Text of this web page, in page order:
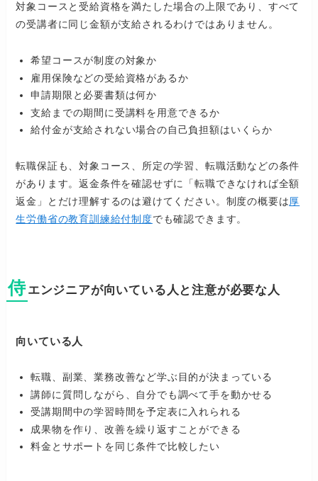
対象コースと受給資格を満たした場合の上限であり、すべて
の受講者に同じ金額が支給されるわけではありません。
希望コースが制度の対象か
雇用保険などの受給資格があるか
申請期限と必要書類は何か
支給までの期間に受講料を用意できるか
給付金が支給されない場合の自己負担額はいくらか
転職保証も、対象コース、所定の学習、転職活動などの条件
があります。返金条件を確認せずに「転職できなければ全額
返金」とだけ理解するのは避けてください。制度の概要は厚
生労働省の教育訓練給付制度でも確認できます。
侍エンジニアが向いている人と注意が必要な人
向いている人
転職、副業、業務改善など学ぶ目的が決まっている
講師に質問しながら、自分でも調べて手を動かせる
受講期間中の学習時間を予定表に入れられる
成果物を作り、改善を繰り返すことができる
料金とサポートを同じ条件で比較したい